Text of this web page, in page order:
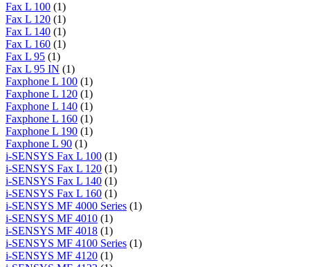
Fax L 100 (1)
Fax L 120 (1)
Fax L 140 (1)
Fax L 160 (1)
Fax L 95 (1)
Fax L 95 IN (1)
Faxphone L 100 (1)
Faxphone L 120 (1)
Faxphone L 140 (1)
Faxphone L 160 (1)
Faxphone L 190 (1)
Faxphone L 90 (1)
i-SENSYS Fax L 100 (1)
i-SENSYS Fax L 120 (1)
i-SENSYS Fax L 140 (1)
i-SENSYS Fax L 160 (1)
i-SENSYS MF 4000 Series (1)
i-SENSYS MF 4010 (1)
i-SENSYS MF 4018 (1)
i-SENSYS MF 4100 Series (1)
i-SENSYS MF 4120 (1)